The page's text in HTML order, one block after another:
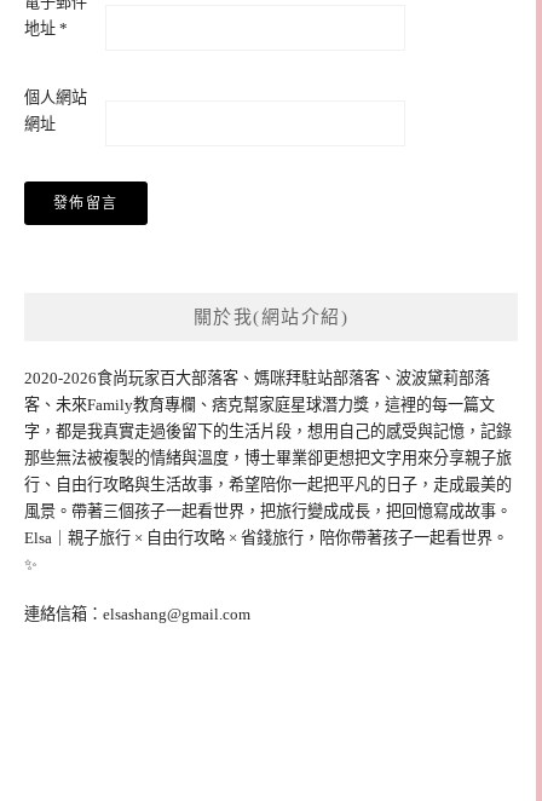
地址 *
個人網站
網址
關於我(網站介紹)
2020-2026食尚玩家百大部落客、媽咪拜駐站部落客、波波黛莉部落
客、未來Family教育專欄、痞克幫家庭星球潛力獎，這裡的每一篇文
字，都是我真實走過後留下的生活片段，想用自己的感受與記憶，記錄
那些無法被複製的情緒與溫度，博士畢業卻更想把文字用來分享親子旅
行、自由行攻略與生活故事，希望陪你一起把平凡的日子，走成最美的
風景。帶著三個孩子一起看世界，把旅行變成成長，把回憶寫成故事。
Elsa｜親子旅行 × 自由行攻略 × 省錢旅行，陪你帶著孩子一起看世界。
✨
連絡信箱： elsashang@gmail.com